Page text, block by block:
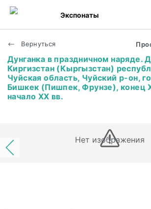
Экспонаты
Вернуться
Дунганка в праздничном наряде.
Киргизстан (Кыргызстан)
Чуйская область, Чуйский р-он,
Бишкек (Пишпек, Фрунзе), конец
начало XX вв.
Нет изображения